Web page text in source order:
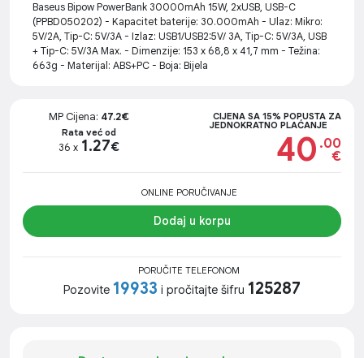
Baseus Bipow PowerBank 30000mAh 15W, 2xUSB, USB-C
(PPBD050202) - Kapacitet baterije: 30.000mAh - Ulaz: Mikro:
5V/2A, Tip-C: 5V/3A - Izlaz: USB1/USB2:5V/ 3A, Tip-C: 5V/3A, USB
+ Tip-C: 5V/3A Max. - Dimenzije: 153 x 68,8 x 41,7 mm - Težina:
663g - Materijal: ABS+PC - Boja: Bijela
MP Cijena: 47.2€
Rata već od
36 x 1.27€
CIJENA SA 15% POPUSTA ZA
JEDNOKRATNO PLAĆANJE
40 .00
€
ONLINE PORUČIVANJE
Dodaj u korpu
PORUČITE TELEFONOM
Pozovite 19933 i pročitajte šifru 125287